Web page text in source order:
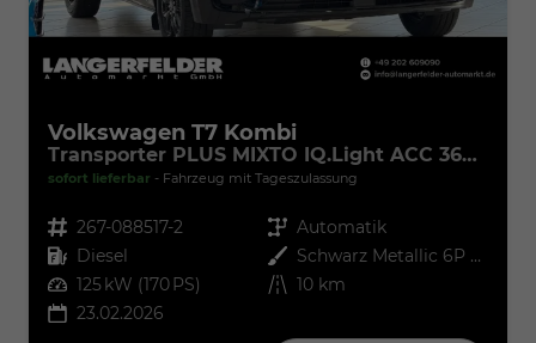
Volkswagen T7 Kombi
Transporter PLUS MIXTO IQ.Light ACC 360° 5Si
sofort lieferbar Fahrzeug mit Tageszulassung
Fahrzeugnr. 267-088517-2 Getriebe Automatik
Kraftstoff Diesel Außenfarbe
Schwarz Metallic 6P Midnight Black
Leistung 125 kW (170 PS) Kilometerstand 10 km
23.02.2026